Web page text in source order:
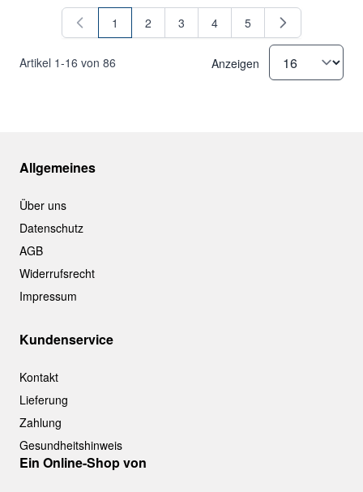
Artikel 1-16 von 86
Sie lesen gerade Seite
1 Seite
2 Seite
3 Seite
4 Seite
5
Anzeigen
Allgemeines
Über uns
Datenschutz
AGB
Widerrufsrecht
Impressum
Kundenservice
Kontakt
Lieferung
Zahlung
Gesundheitshinweis
Ein Online-Shop von